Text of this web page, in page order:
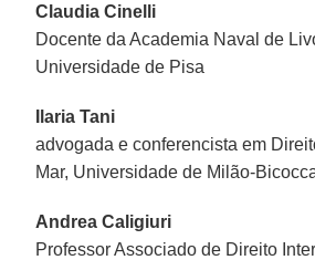
Claudia Cinelli
Docente da Academia Naval de
Universidade de Pisa
Ilaria Tani
advogada e conferencista em
Mar, Universidade de Milão-
Andrea Caligiuri
Professor Associado de Direito